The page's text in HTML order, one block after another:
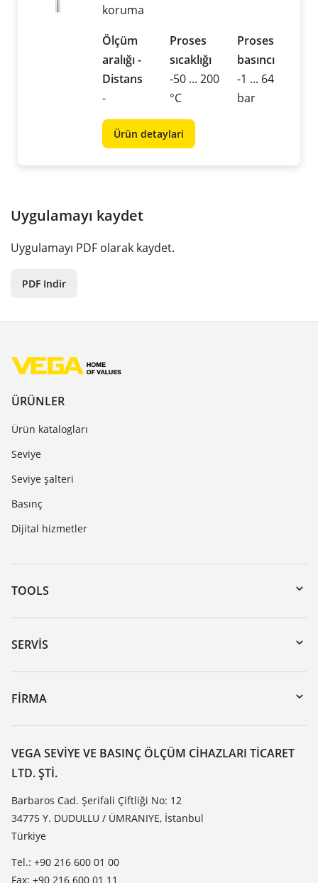
koruma
Ölçüm
aralığı -
Distans
-
Proses
sıcaklığı
-50 ... 200
°C
Proses
basıncı
-1 ... 64
bar
Ürün detaylari
Uygulamayı kaydet
Uygulamayı PDF olarak kaydet.
PDF Indir
ÜRÜNLER
Ürün katalogları
Seviye
Seviye şalteri
Basınç
Dijital hizmetler
TOOLS
Download’lar
Seri numarası girerek cihaz arama
DTM Collection/PACTware
SERVIS
Cihazının geri gönderimi
Seminerler
Dirençlilik listesi
Dielektrisite listesi
TeamViewer
FIRMA
VEGA hakkında
Iletisim
Haber makaleleri
Basin
Blog
VEGA SEVIYE VE BASINÇ ÖLÇÜM CIHAZLARI TICARET
LTD. ŞTI.
Barbaros Cad. Şerifali Çiftliği No: 12
34775 Y. DUDULLU / ÜMRANIYE, İstanbul
Türkiye
Tel.: +90 216 600 01 00
Fax: +90 216 600 01 11